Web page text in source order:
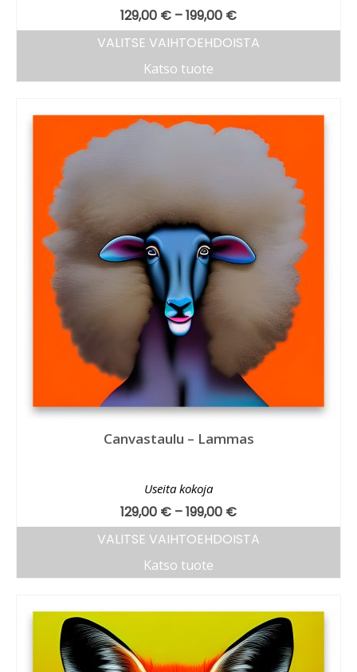
129,00 € –199,00 €
VALITSE VAIHTOEHDOISTA
Katso tuote
Canvastaulu – Lammas
Useita kokoja
129,00 € –199,00 €
VALITSE VAIHTOEHDOISTA
Katso tuote